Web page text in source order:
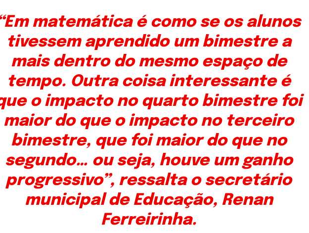
matemática é como se os alunos
tivessem aprendido um bimestre a
mais dentro do mesmo espaço de
tempo. Outra coisa interessante é
o impacto no quarto bimestre foi
maior do que o impacto no terceiro
bimestre, que foi maior do que no
segundo… ou seja, houve um ganho
progressivo”, ressalta o secretário
municipal de Educação, Renan
Ferreirinha.